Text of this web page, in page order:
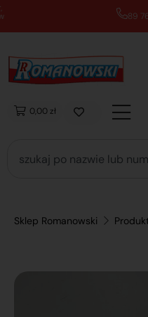
89 762 00 69 -
0,00 zł
Sklep Romanowski